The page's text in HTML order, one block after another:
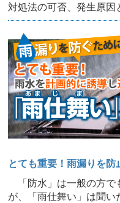
対処法の可否、発生原
とても重要！雨漏りを防
「防水」は一般の方で
が、「雨仕舞い」は聞